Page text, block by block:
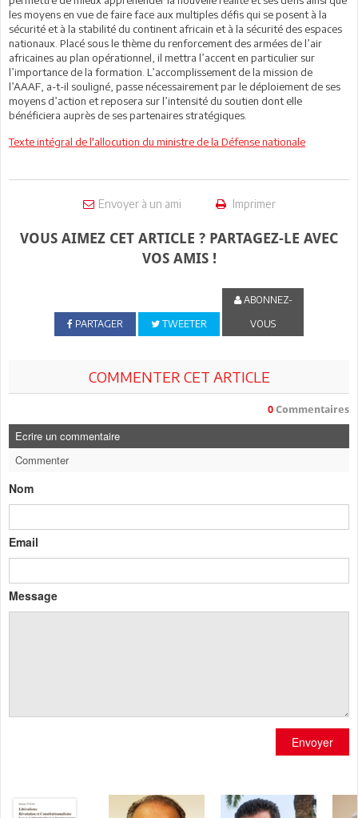
les moyens en vue de faire face aux multiples défis qui se posent à la
sécurité et à la stabilité du continent africain et à la sécurité des espaces
nationaux. Placé sous le thème du renforcement des armées de l’air
africaines au plan opérationnel, il mettra l’accent en particulier sur
l’importance de la formation. L’accomplissement de la mission de
l’AAAF, a-t-il souligné, passe nécessairement par le déploiement de ses
moyens d’action et reposera sur l’intensité du soutien dont elle
bénéficiera auprès de ses partenaires stratégiques.
Texte intégral de l'allocution du ministre de la Défense nationale
Envoyer à un ami Imprimer
VOUS AIMEZ CET ARTICLE ? PARTAGEZ-LE AVEC
VOS AMIS !
PARTAGER TWEETER
ABONNEZ-
VOUS
COMMENTER CET ARTICLE
0 Commentaires
Ecrire un commentaire
Commenter
Nom
Email
Message
Envoyer